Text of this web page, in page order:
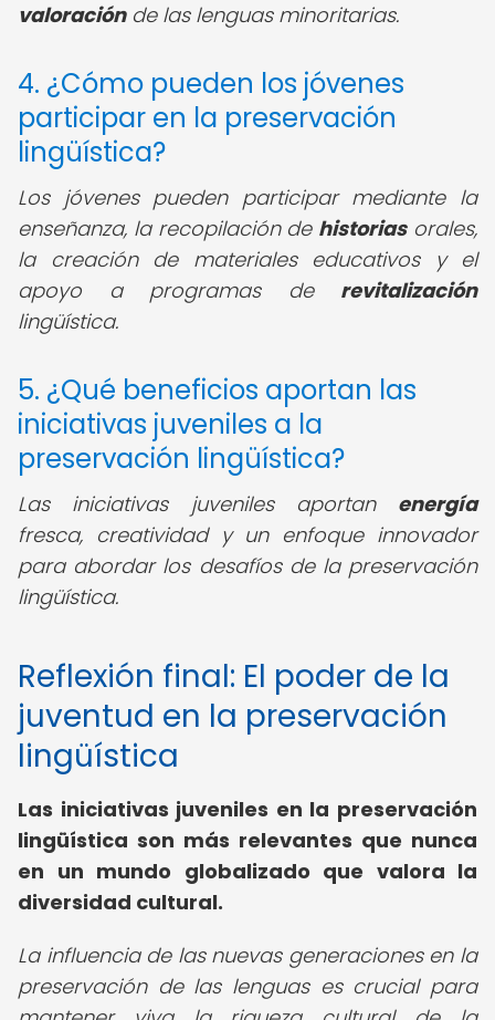
valoraciónde las lenguas minoritarias.
4. ¿Cómo pueden los jóvenes
participar en la preservación
lingüística?
Los jóvenes pueden participar mediante la
enseñanza, la recopilación de historiasorales,
la creación de materiales educativos y el
apoyo a programas de revitalización
lingüística.
5. ¿Qué beneficios aportan las
iniciativas juveniles a la
preservación lingüística?
Las iniciativas juveniles aportan energía
fresca, creatividad y un enfoque innovador
para abordar los desafíos de la preservación
lingüística.
Reflexión final: El poder de la
juventud en la preservación
lingüística
Las iniciativas juveniles en la preservación
lingüística son más relevantes que nunca
en un mundo globalizado que valora la
diversidad cultural.
La influencia de las nuevas generaciones en la
preservación de las lenguas es crucial para